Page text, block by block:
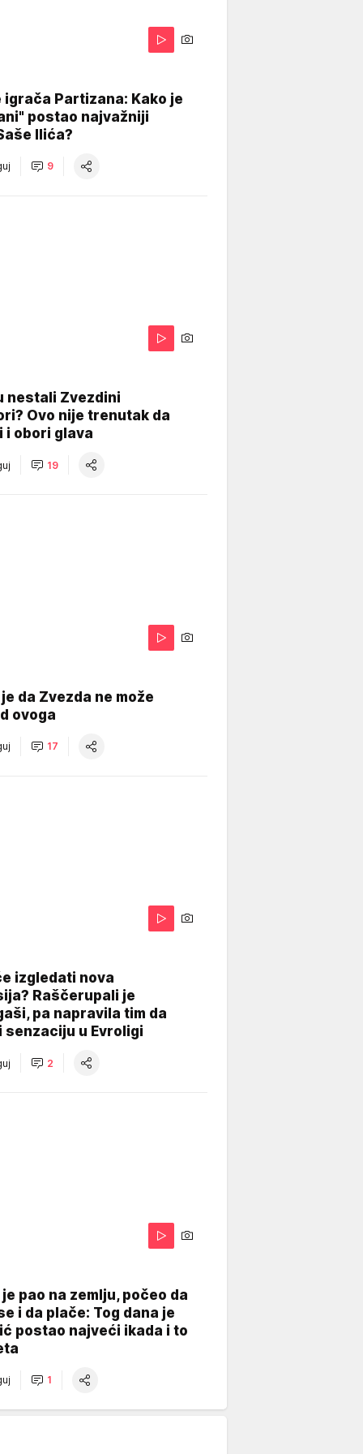
igrača Partizana: Kako je
postao najvažniji
Ilića?
9
nestali Zvezdini
Ovo nije trenutak da
i obori glava
19
da Zvezda ne može
ovoga
17
izgledati nova
Raščerupali je
pa napravila tim da
senzaciju u Evroligi
2
pao na zemlju, počeo da
i da plače: Tog dana je
postao najveći ikada i to
1